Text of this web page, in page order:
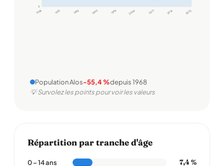
0
1968 1975 1982 1990 1999 2006 2011 2016 2022
Population Alos-55,4 %depuis 1968
💡 Survolez les points pour voir les valeurs
Répartition par tranche d'âge
0 – 14 ans 7,4 %